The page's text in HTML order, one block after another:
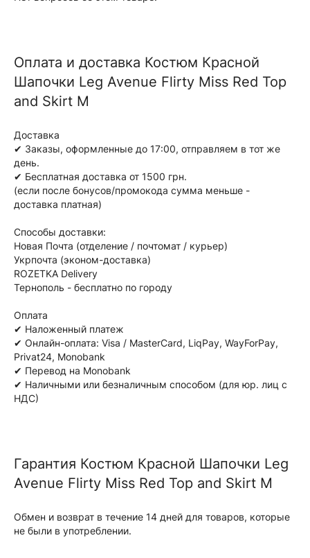
Оплата и доставка Костюм Красной
Шапочки Leg Avenue Flirty Miss Red Top
and Skirt M
Доставка
✔ Заказы, оформленные до 17:00, отправляем в тот же
день.
✔ Бесплатная доставка от 1500 грн.
(если после бонусов/промокода сумма меньше -
доставка платная)
Способы доставки:
Новая Почта (отделение / почтомат / курьер)
Укрпочта (эконом-доставка)
ROZETKA Delivery
Тернополь - бесплатно по городу
Оплата
✔ Наложенный платеж
✔ Онлайн-оплата: Visa / MasterCard, LiqPay, WayForPay,
Privat24, Monobank
✔ Перевод на Monobank
✔ Наличными или безналичным способом (для юр. лиц с
НДС)
Гарантия Костюм Красной Шапочки Leg
Avenue Flirty Miss Red Top and Skirt M
Обмен и возврат в течение 14 дней для товаров, которые
не были в употреблении.